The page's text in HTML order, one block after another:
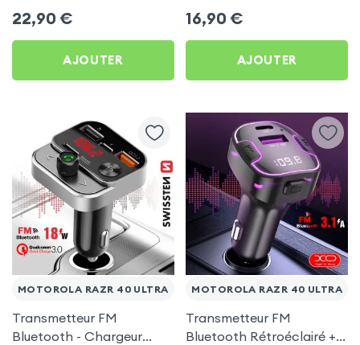
C 60W Blue Star pour
Motorola Razr 40 Ultra
22,90 €
AJOUTER
Blue Star pour Motorola
Razr 40 Ultra
16,90 €
AJOUTER
MOTOROLA RAZR 40 ULTRA
Transmetteur FM
Bluetooth - Chargeur
MOTOROLA RAZR 40 ULTRA
Transmetteur FM
Bluetooth Rétroéclairé +